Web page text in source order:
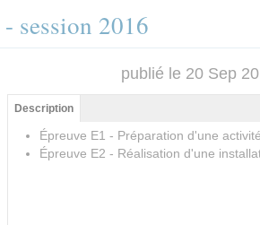
session 2016
publié le 20 Sep
Groupe principal
Description
actif)
Épreuve E1 - Préparation d'une
Épreuve E2 - Réalisation d'une